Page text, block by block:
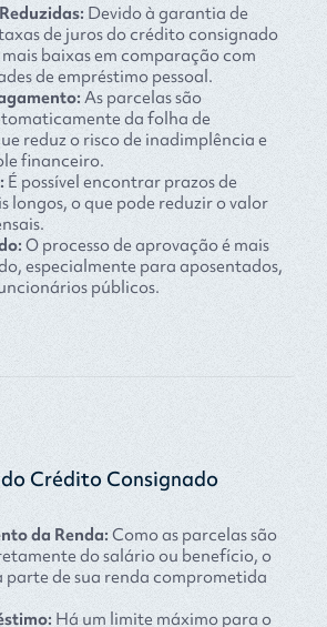
Devido à garantia de
de juros do crédito consignado
baixas em comparação com
de empréstimo pessoal.
As parcelas são
da folha de
reduz o risco de inadimplência e
financeiro.
É possível encontrar prazos de
longos, o que pode reduzir o valor
O processo de aprovação é mais
especialmente para aposentados,
públicos.
Crédito Consignado
da Renda: Como as parcelas são
do salário ou benefício, o
parte de sua renda comprometida
Há um limite máximo para o